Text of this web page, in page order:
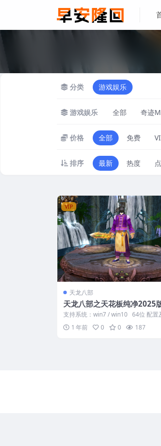
分类 游戏娱乐
游戏娱乐 全部 奇迹
价格 全部 免费
排序 最新 热度
VIP
天龙八部
天龙八部之天花板纯净2025
旧七情刃副武器-带F11内挂
支持系统：win7 / win10 64位 配置
持： 8G内存 纯...
1 年前 0 0 187